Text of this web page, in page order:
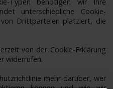
unterschiedliche Cookie-
Drittparteien platziert, die
von der Cookie-Erklärung
widerrufen.
mehr darüber, wer